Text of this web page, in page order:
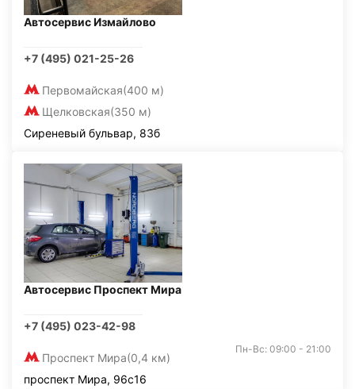
Автосервис Измайлово
+7 (495) 021-25-26
Первомайская(400 м)
Щелковская(350 м)
Сиреневый бульвар, 83б
Автосервис Проспект Мира
+7 (495) 023-42-98
Проспект Мира(0,4 км)
Пн-Вс: 09:00 - 21:00
проспект Мира, 96с16